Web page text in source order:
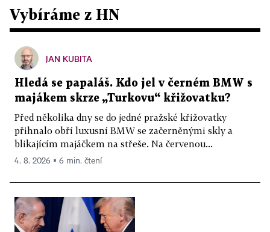
Vybíráme z HN
JAN KUBITA
Hledá se papaláš. Kdo jel v černém BMW s
majákem skrze „Turkovu“ křižovatku?
Před několika dny se do jedné pražské křižovatky
přihnalo obří luxusní BMW se začerněnými skly a
blikajícím majáčkem na střeše. Na červenou...
4. 8. 2026 ▪ 6 min. čtení